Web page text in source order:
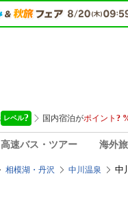
高速バス・ツアー 海外
相模湖・丹沢 中川温泉 中